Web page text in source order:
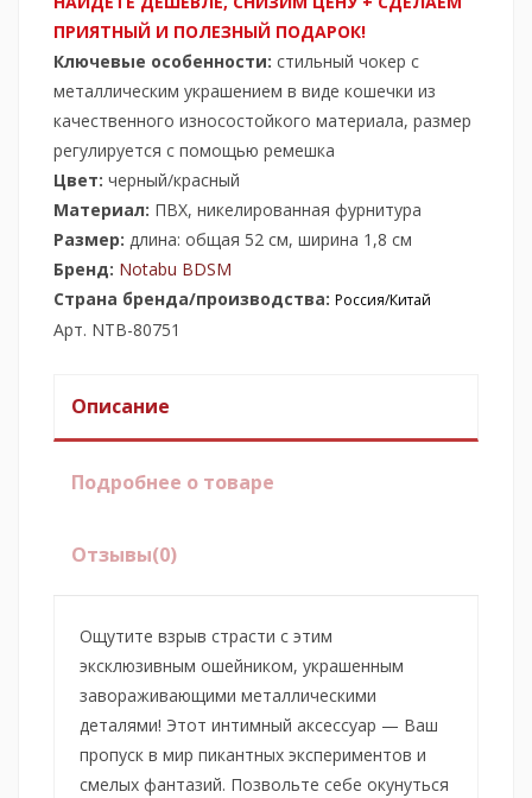
ПРИЯТНЫЙ И ПОЛЕЗНЫЙ ПОДАРОК!
Ключевые особенности: стильный чокер с
металлическим украшением в виде кошечки из
качественного износостойкого материала, размер
регулируется с помощью ремешка
Цвет: черный/красный
Материал: ПВХ, никелированная фурнитура
Размер: длина: общая 52 см, ширина 1,8 см
Бренд: Notabu BDSM
Страна бренда/производства: Россия/Китай
Арт. NTB-80751
Описание
Подробнее о товаре
Отзывы(0)
Ощутите взрыв страсти с этим
эксклюзивным ошейником, украшенным
завораживающими металлическими
деталями! Этот интимный аксессуар — Ваш
пропуск в мир пикантных экспериментов и
смелых фантазий. Позвольте себе окунуться